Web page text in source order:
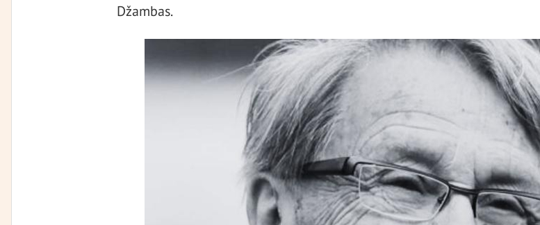
Džambas.